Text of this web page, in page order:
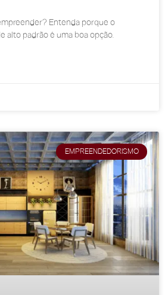
Entenda porque o
alto padrão é uma boa opção.
EMPREENDEDORISMO